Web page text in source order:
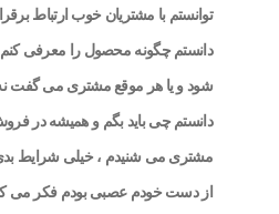
توانستم با مشتریان خوب ارتباط
دانستم چگونه محصول را معرفی
شود و یا هر موقع مشتری می گفت
دانستم چی باید بگم و همیشه در
مشتری می شنیدم ، خیلی شرایط بدی
از دست خودم عصبی بودم فکر می